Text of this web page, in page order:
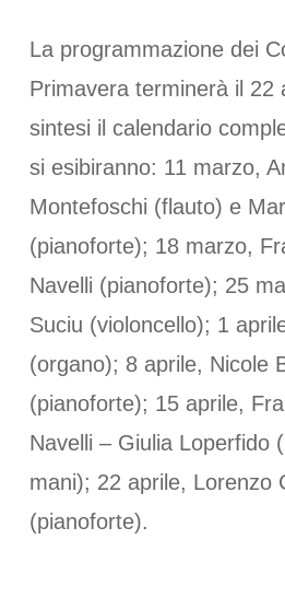
La programmazione dei
Primavera terminerà il 22
sintesi il calendario
si esibiranno: 11 marzo,
Montefoschi (flauto) e
(pianoforte); 18 marzo,
Navelli (pianoforte); 25
Suciu (violoncello); 1
(organo); 8 aprile, Nicole
(pianoforte); 15 aprile,
Navelli – Giulia Loperfido
mani); 22 aprile, Lorenzo
(pianoforte).